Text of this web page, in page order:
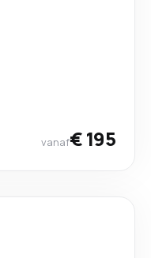
vanaf€ 195